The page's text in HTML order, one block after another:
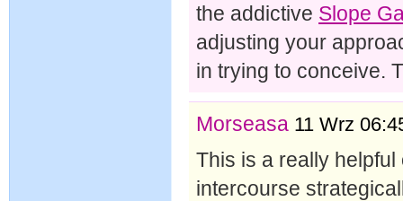
the addictive Slope
adjusting your
in trying to conceive.
Morseasa 11 Wrz
This is a really
intercourse